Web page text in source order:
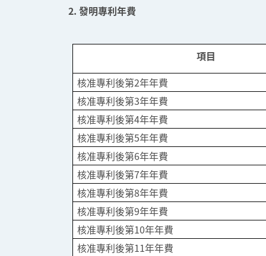
2. 發明專利年費
項目
核准專利後第2年年費
核准專利後第3年年費
核准專利後第4年年費
核准專利後第5年年費
核准專利後第6年年費
核准專利後第7年年費
核准專利後第8年年費
核准專利後第9年年費
核准專利後第10年年費
核准專利後第11年年費